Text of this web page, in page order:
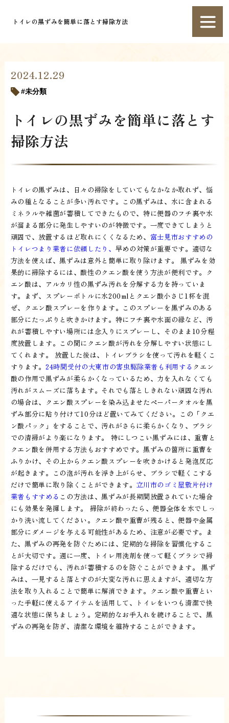
トイレの黒ずみを簡単に落とす掃除方法
2024.12.29
未分類
トイレの黒ずみを簡単に落とす
掃除方法
トイレの黒ずみは、日々の掃除をしていてもなかなか取れず、悩
みの種となることが多い汚れです。この黒ずみは、水に含まれる
ミネラルや雑菌が蓄積してできたもので、特に便器のフチ裏や水
が溜まる部分に発生しやすいのが特徴です。一度できてしまうと
頑固で、放置するほど取れにくくなるため、 富士見市おすすめの
トイレつまり業者に依頼したり、 早めの対策が重要です。適切な
方法を使えば、黒ずみは意外と簡単に取り除けます。 黒ずみを効
果的に掃除するには、酸性のクエン酸を使う方法が便利です。ク
エン酸は、アルカリ性の黒ずみ汚れを分解する力を持っていま
す。まず、スプレーボトルに水200mlとクエン酸小さじ1杯を混
ぜ、クエン酸スプレーを作ります。このスプレーを黒ずみのある
部分にたっぷりと吹きかけます。特にフチ裏や水面の縁など、汚
れが蓄積しやすい場所には念入りにスプレーし、そのまま10分程
度放置します。この間にクエン酸が汚れを分解しやすい状態にし
てくれます。 放置した後は、トイレブラシを使って汚れを軽くこ
すります。 24時間受付の大東市の害虫駆除業者も利用する クエン
酸の作用で黒ずみが柔らかくなっているため、力を入れなくても
汚れがスムーズに落ちます。それでも落としきれない頑固な汚れ
の場合は、クエン酸スプレーを染み込ませたペーパータオルを黒
ずみ部分に貼り付けて10分ほど置いてみてください。この「クエ
ン酸パック」をすることで、汚れがさらに柔らかくなり、ブラシ
での清掃がより楽になります。 特にしつこい黒ずみには、重曹と
クエン酸を併用する方法もおすすめです。黒ずみの箇所に重曹を
ふりかけ、その上からクエン酸スプレーを吹きかけると発泡反応
が起きます。この泡が汚れを浮き上がらせ、ブラシで軽くこする
だけで簡単に取り除くことができます。 立川市のゴミ屋敷片付け
業者もすすめる この方法は、黒ずみが長期間放置されていた場合
にも効果を発揮します。 掃除が終わったら、便器全体を水でしっ
かり洗い流してください。クエン酸や重曹が残ると、便器や金属
部分にダメージを与える可能性があるため、注意が必要です。ま
た、黒ずみの再発を防ぐためには、定期的な掃除を習慣化するこ
とが大切です。週に一度、トイレ用洗剤を使って軽くブラシで掃
除するだけでも、汚れが蓄積するのを防ぐことができます。 黒ず
みは、一見すると落とすのが大変な汚れに思えますが、適切な方
法を取り入れることで簡単に解消できます。クエン酸や重曹とい
った手軽に使えるアイテムを活用して、トイレをいつも清潔で快
適な状態に保ちましょう。定期的なお手入れを続けることで、黒
ずみの再発を防ぎ、清潔な環境を維持することができます。